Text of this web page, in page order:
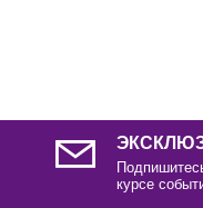
курсе